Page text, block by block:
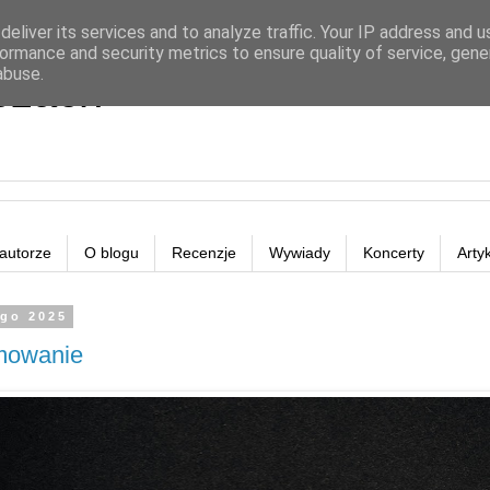
O blogu Recenzje Wywiady Koncerty
2025
its services and to analyze traffic. Your IP address and
and security metrics to ensure quality of service,